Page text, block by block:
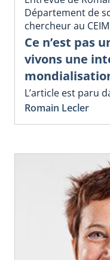
Département de
chercheur au CEIM
Ce n’est pas
vivons une
L’article est paru
Romain Lecler